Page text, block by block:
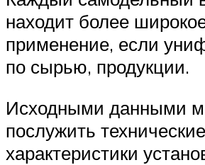
находит более
применение, если
по сырью, продукции.
Исходными данными
послужить технические
характеристики